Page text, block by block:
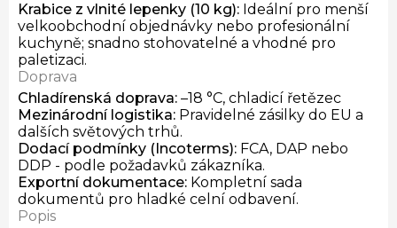
Krabice z vlnité lepenky (10 kg): Ideální pro menší
velkoobchodní objednávky nebo profesionální
kuchyně; snadno stohovatelné a vhodné pro
paletizaci.
Doprava
Chladírenská doprava: –18 °C, chladicí řetězec
Mezinárodní logistika: Pravidelné zásilky do EU a
dalších světových trhů.
Dodací podmínky (Incoterms): FCA, DAP nebo
DDP - podle požadavků zákazníka.
Exportní dokumentace: Kompletní sada
dokumentů pro hladké celní odbavení.
Popis